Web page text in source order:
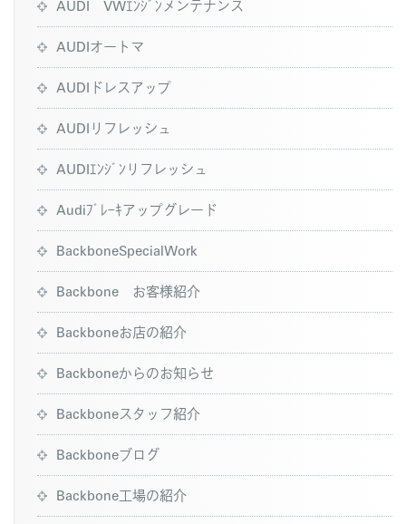
AUDI VWｴﾝｼﾞﾝメンテナンス
AUDIオートマ
AUDIドレスアップ
AUDIリフレッシュ
AUDIｴﾝｼﾞﾝリフレッシュ
Audiﾌﾞﾚｰｷアップグレード
BackboneSpecialWork
Backbone お客様紹介
Backboneお店の紹介
Backboneからのお知らせ
Backboneスタッフ紹介
Backboneブログ
Backbone工場の紹介